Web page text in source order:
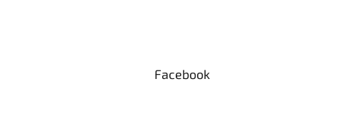
Facebook